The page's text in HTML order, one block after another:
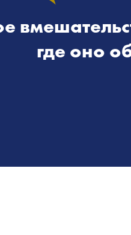
где оно